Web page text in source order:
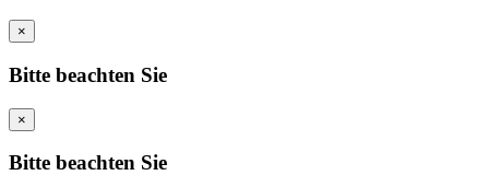
×
Bitte beachten Sie
×
Bitte beachten Sie